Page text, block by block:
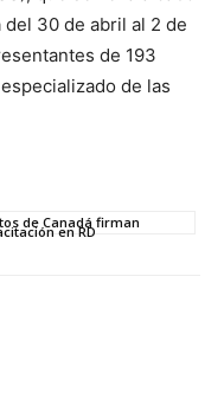
30 de abril al 2 de
de 193
de las
de Canadá firman
en RD